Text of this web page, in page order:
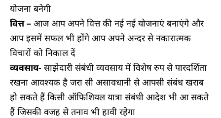
योजना बनेगी
वित्त – आज आप अपने वित्त की नई नई योजनाएं बनाएंगे और
आप इसमें सफल भी होंगे आप अपने अन्दर से नकारात्मक
विचारों को निकाल दें
व्यवसाय- साझेदारी संबंधी व्यवसाय में विशेष रुप से पारदर्शिता
रखना आवश्यक है जरा सी असावधानी से आपसी संबंध खराब
हो सकते हैं किसी ऑफिशियल यात्रा संबंधी आदेश भी आ सकते
हैं जिसकी वजह से तनाव भी हावी रहेगा